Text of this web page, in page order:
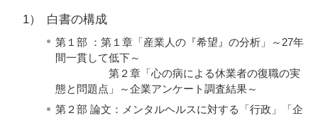
1） 白書の構成
第１部 ：第１章「産業人の『希望』の分析」～27年
間一貫して低下～
第２章「心の病による休業者の復職の実
態と問題点」～企業アンケート調査結果～
第２部 論文：メンタルヘルスに対する「行政」「企